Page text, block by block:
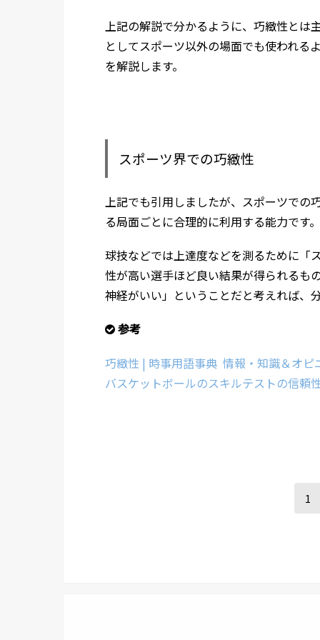
上記の解説で分かるように、巧緻性とは
としてスポーツ以外の場面でも使われる
を解説します。
スポーツ界での巧緻性
上記でも引用しましたが、スポーツでの
る局面ごとに合理的に利用する能力です。
球技などでは上達度などを測るために「
性が高い選手ほど良い結果が得られるも
神経がいい」ということだと考えれば、
参考
巧緻性 | 時事用語事典 情報・知識＆オ
バスケットボールのスキルテストの信頼
1